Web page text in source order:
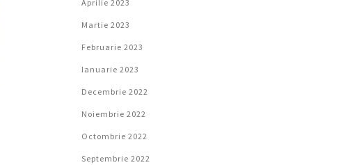
Aprilie 2023
Martie 2023
Februarie 2023
Ianuarie 2023
Decembrie 2022
Noiembrie 2022
Octombrie 2022
Septembrie 2022